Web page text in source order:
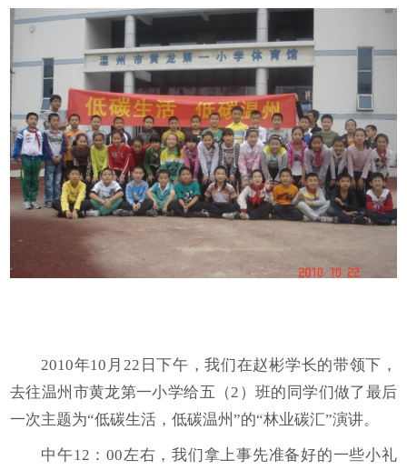
2010年10月22日下午，我们在赵彬学长的带领下，
去往温州市黄龙第一小学给五（2）班的同学们做了最后
一次主题为“低碳生活，低碳温州”的“林业碳汇”演讲。
中午12：00左右，我们拿上事先准备好的一些小礼